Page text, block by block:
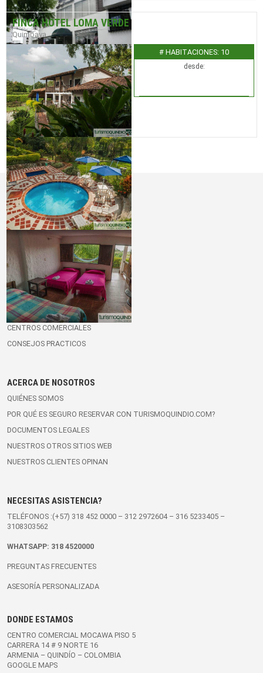
FINCA HOTEL LOMA VERDE
Quimbaya
# HABITACIONES: 10
desde:
DESTINO QUINDÍO
EL QUINDÍO
BLOG VIAJERO
MUNICIPIOS DEL QUINDÍO
GUÍA TURÍSTICA DEL QUINDÍO
MAPAS Y RUTAS
RESTAURANTES
MEDIOS DE TRANSPORTE
CENTROS COMERCIALES
CONSEJOS PRACTICOS
ACERCA DE NOSOTROS
QUIÉNES SOMOS
POR QUÉ ES SEGURO RESERVAR CON TURISMOQUINDIO.COM?
DOCUMENTOS LEGALES
NUESTROS OTROS SITIOS WEB
NUESTROS CLIENTES OPINAN
NECESITAS ASISTENCIA?
TELÉFONOS :(+57) 318 452 0000 – 312 2972604– 316 5233405 –
3108303562
WHATSAPP: 318 4520000
PREGUNTAS FRECUENTES
ASESORÍA PERSONALIZADA
DONDE ESTAMOS
CENTRO COMERCIAL MOCAWA PISO 5
CARRERA 14 # 9 NORTE 16
ARMENIA – QUINDÍO – COLOMBIA
GOOGLE MAPS